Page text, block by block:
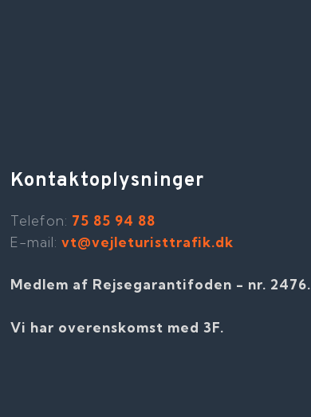
Kontaktoplysninger
Telefon​: 75 85 94 88
E-mail:vt@vejleturisttrafik.dk
Medlem af Rejsegarantifoden - nr. 2476​​.
Vi har overenskomst med 3F.